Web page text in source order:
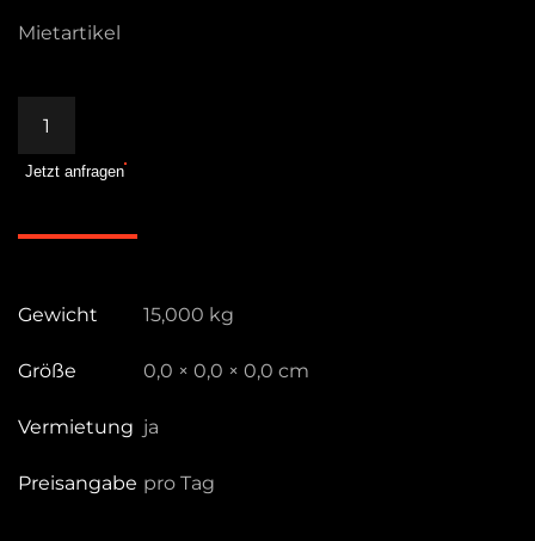
Mietartikel
425B,
Arm
Jetzt anfragen
Gewicht 15,000 kg
Größe 0,0 × 0,0 × 0,0 cm
Vermietung ja
Preisangabe pro Tag